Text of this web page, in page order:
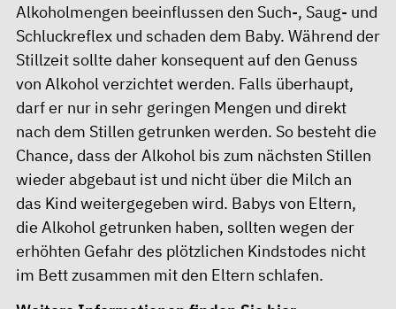
Alkoholmengen beeinflussen den Such-, Saug- und
Schluckreflex und schaden dem Baby. Während der
Stillzeit sollte daher konsequent auf den Genuss
von Alkohol verzichtet werden. Falls überhaupt,
darf er nur in sehr geringen Mengen und direkt
nach dem Stillen getrunken werden. So besteht die
Chance, dass der Alkohol bis zum nächsten Stillen
wieder abgebaut ist und nicht über die Milch an
das Kind weitergegeben wird. Babys von Eltern,
die Alkohol getrunken haben, sollten wegen der
erhöhten Gefahr des plötzlichen Kindstodes nicht
im Bett zusammen mit den Eltern schlafen.